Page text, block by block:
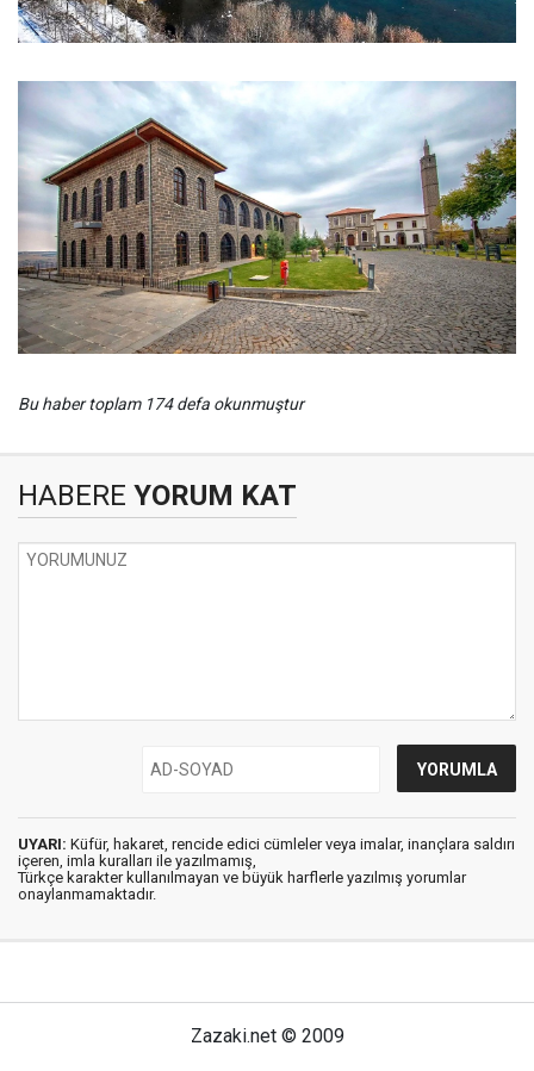
Bu haber toplam 174 defa okunmuştur
HABERE YORUM KAT
UYARI: Küfür, hakaret, rencide edici cümleler veya imalar, inançlara saldırı
içeren, imla kuralları ile yazılmamış,
Türkçe karakter kullanılmayan ve büyük harflerle yazılmış yorumlar
onaylanmamaktadır.
Zazaki.net © 2009